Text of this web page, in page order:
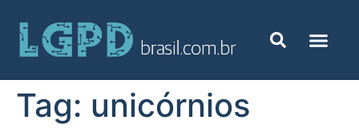
Tag: unicórnios